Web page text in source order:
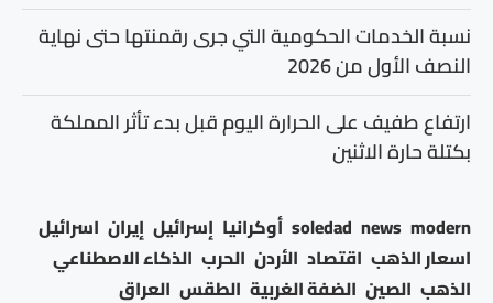
نسبة الخدمات الحكومية التي جرى رقمنتها حتى نهاية
النصف الأول من 2026
ارتفاع طفيف على الحرارة اليوم قبل بدء تأثر المملكة
بكتلة حارة الاثنين
modern
news
soledad أوكرانيا إسرائيل إيران اسرائيل
اسعار الذهب اقتصاد الأردن الحرب الذكاء الاصطناعي
الذهب الصين الضفة الغربية الطقس العراق